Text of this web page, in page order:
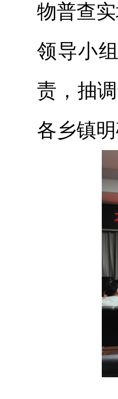
物普查
领导小
责，抽
各乡镇